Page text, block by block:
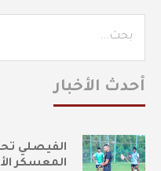
أحدث الأخبار
المعسكر